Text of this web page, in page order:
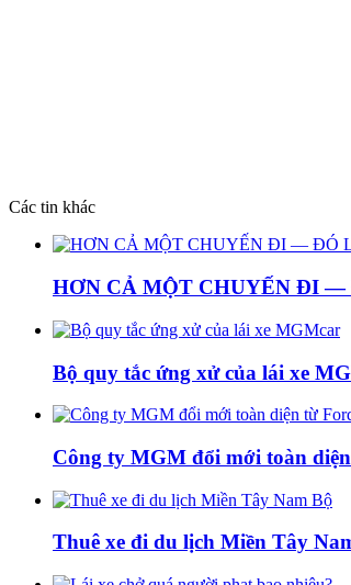
Các tin khác
HƠN CẢ MỘT CHUYẾN ĐI
Bộ quy tắc ứng xử của lái xe
Công ty MGM đổi mới toàn
Thuê xe đi du lịch Miền Tây